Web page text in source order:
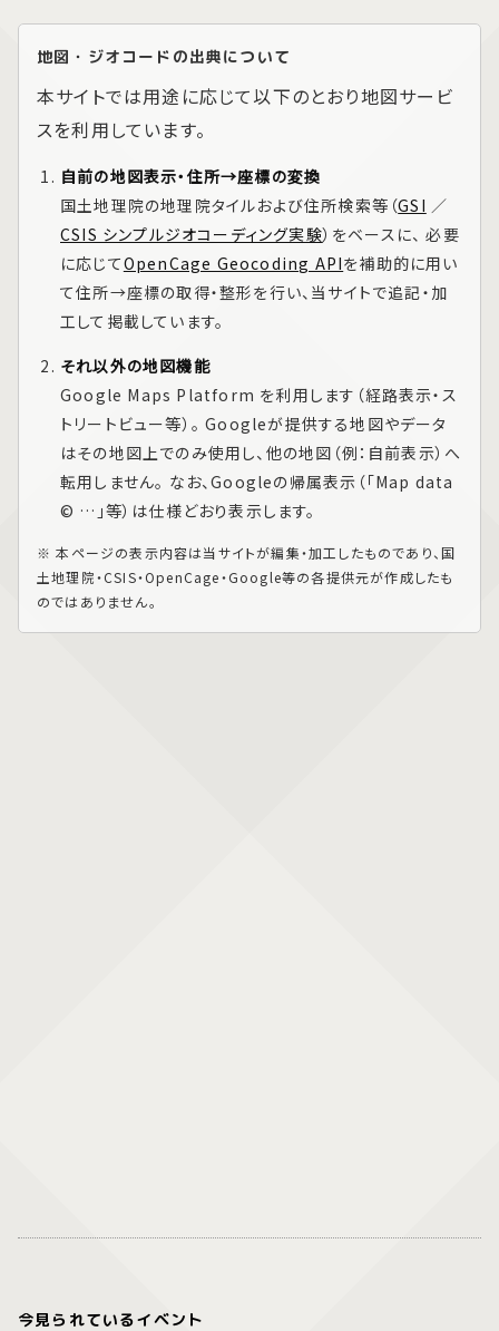
今見られているイベント
地図・ジオコードの出典について
本サイトでは用途に応じて以下のとおり地図サービ
スを利用しています。
自前の地図表示・住所→座標の変換
国土地理院の地理院タイルおよび住所検索等（GSI ／
CSIS シンプルジオコーディング実験）をベースに、 必要
に応じてOpenCage Geocoding APIを補助的に用い
て住所→座標の取得・整形を行い、当サイトで追記・加
工して掲載しています。
それ以外の地図機能
Google Maps Platform を利用します（経路表示・ス
トリートビュー等）。 Googleが提供する地図やデータ
はその地図上でのみ使用し、他の地図（例：自前表示）へ
転用しません。 なお、Googleの帰属表示（「Map data
© …」等）は仕様どおり表示します。
※ 本ページの表示内容は当サイトが編集・加工したものであり、国
土地理院・CSIS・OpenCage・Google等の各提供元が作成したも
のではありません。